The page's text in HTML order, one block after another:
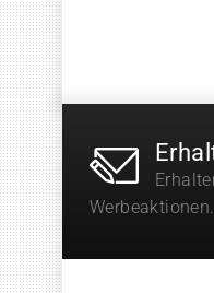
Werbeaktionen.